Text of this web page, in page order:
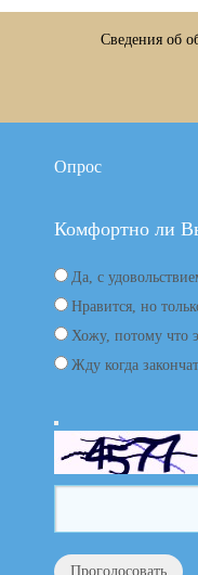
Сведения об
Опрос
Комфортно ли
Да, с
Нравится, но
Хожу, потому что
Жду когда